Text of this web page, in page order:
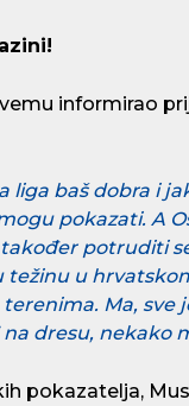
informirao
liga baš dobra i
pokazati. A
potruditi
težinu u
Ma, sve
dresu, nekako
pokazatelja,